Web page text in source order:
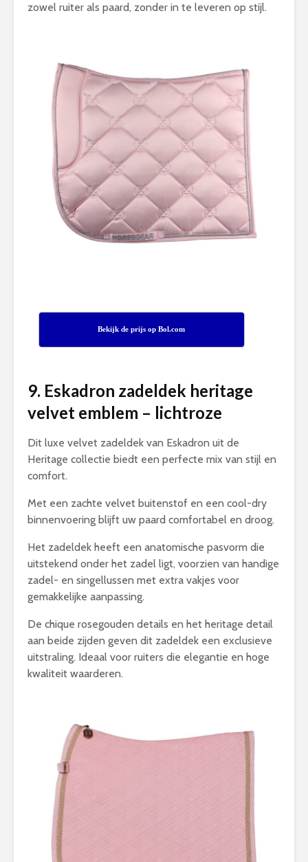
zowel ruiter als paard, zonder in te leveren op stijl.
Bekijk de prijs op Bol.com
9. Eskadron zadeldek heritage
velvet emblem – lichtroze
Dit luxe velvet zadeldek van Eskadron uit de
Heritage collectie biedt een perfecte mix van stijl en
comfort.
Met een zachte velvet buitenstof en een cool-dry
binnenvoering blijft uw paard comfortabel en droog.
Het zadeldek heeft een anatomische pasvorm die
uitstekend onder het zadel ligt, voorzien van handige
zadel- en singellussen met extra vakjes voor
gemakkelijke aanpassing.
De chique rosegouden details en het heritage detail
aan beide zijden geven dit zadeldek een exclusieve
uitstraling. Ideaal voor ruiters die elegantie en hoge
kwaliteit waarderen.